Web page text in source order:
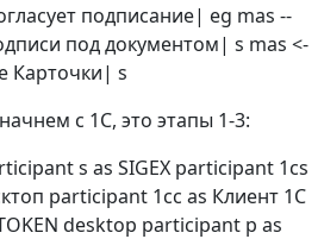
подписание| eg mas --
под документом| s mas <-
Карточки| s
с 1С, это этапы 1-3:
s as SIGEX participant 1cs
participant 1cc as Клиент 1С
desktop participant p as